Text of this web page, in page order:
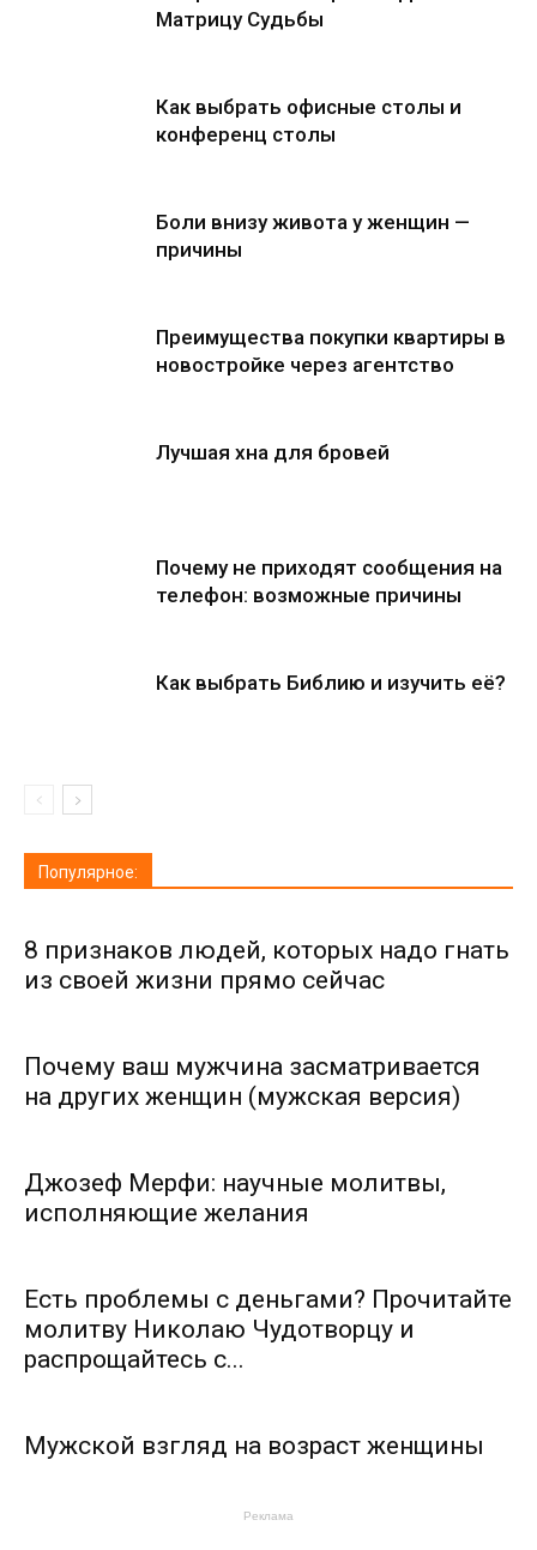
Матрицу Судьбы
Как выбрать офисные столы и
конференц столы
Боли внизу живота у женщин —
причины
Преимущества покупки квартиры в
новостройке через агентство
Лучшая хна для бровей
Почему не приходят сообщения на
телефон: возможные причины
Как выбрать Библию и изучить её?
Популярное:
8 признаков людей, которых надо гнать
из своей жизни прямо сейчас
Почему ваш мужчина засматривается
на других женщин (мужская версия)
Джозеф Мерфи: научные молитвы,
исполняющие желания
Есть проблемы с деньгами? Прочитайте
молитву Николаю Чудотворцу и
распрощайтесь с...
Мужской взгляд на возраст женщины
Реклама